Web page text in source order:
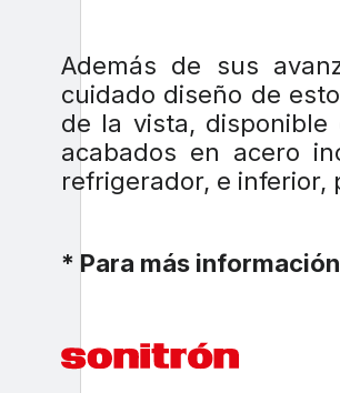
Además de sus
cuidado diseño de
de la vista,
acabados en acero
refrigerador, e inferior,
* Para más